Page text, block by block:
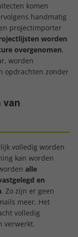
komen
handmatig
projectimporter
worden
overgenomen.
worden
opdrachten zonder
van
volledig worden
kan worden
alle
en
. Zo zijn er geen
meer. Het
volledig
verwerkt.